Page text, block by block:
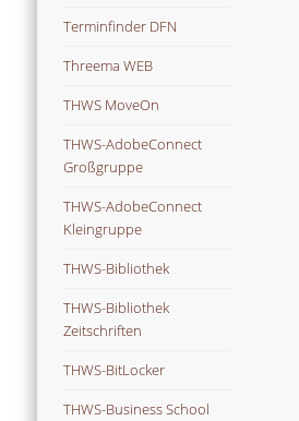
Terminfinder DFN
Threema WEB
THWS MoveOn
THWS-AdobeConnect
Großgruppe
THWS-AdobeConnect
Kleingruppe
THWS-Bibliothek
THWS-Bibliothek
Zeitschriften
THWS-BitLocker
THWS-Business School